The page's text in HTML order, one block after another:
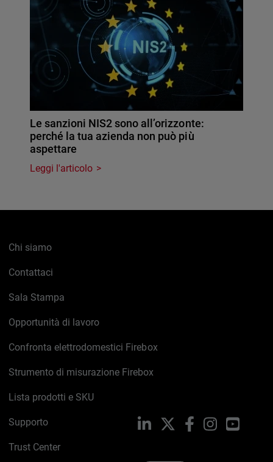
Le sanzioni NIS2 sono all’orizzonte:
perché la tua azienda non può più
aspettare
Leggi l'articolo
Chi siamo
Contattaci
Sala Stampa
Opportunità di lavoro
Confronta elettrodomestici Firebox
Strumento di misurazione Firebox
Lista prodotti e SKU
Supporto
Trust Center
LinkedIn FacebookInstagram